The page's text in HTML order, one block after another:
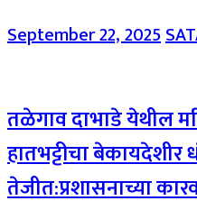
September 22, 2025
तळेगाव दाभाडे येथील
हातभट्टीचा बेकायदेशीर
तेजीत:प्रशासनाच्या